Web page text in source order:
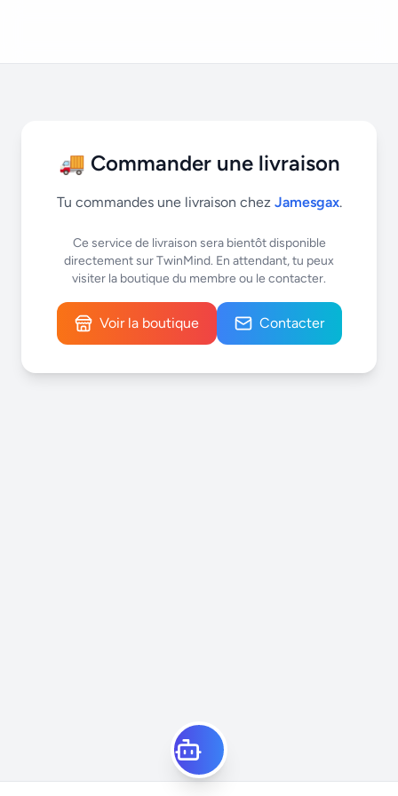
🚚 Commander une livraison
Tu commandes une livraison chez Jamesgax.
Ce service de livraison sera bientôt disponible
directement sur TwinMind. En attendant, tu peux
visiter la boutique du membre ou le contacter.
Voir la boutique Contacter